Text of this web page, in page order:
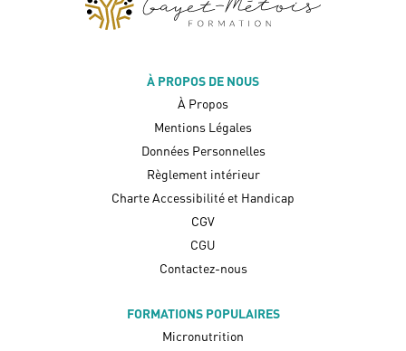
À PROPOS DE NOUS
À Propos
Mentions Légales
Données Personnelles
Règlement intérieur
Charte Accessibilité et Handicap
CGV
CGU
Contactez-nous
FORMATIONS POPULAIRES
Micronutrition